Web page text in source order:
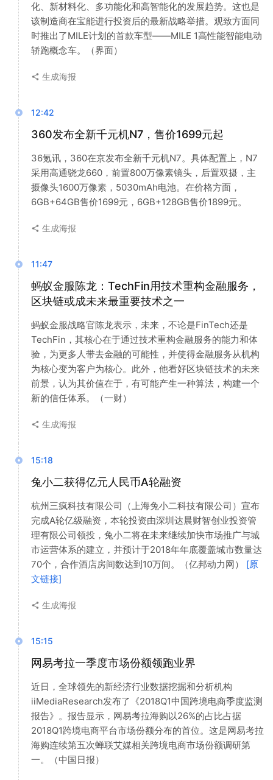
化、新材料化、多功能化和高智能化的发展趋势。这也是
该制造商在宝能进行投资后的最新战略举措。观致方面同
时推出了MILE计划的首款车型——MILE 1高性能智能电动
轿跑概念车。（界面）
生成海报
12:42
360发布全新千元机N7，售价1699元起
36氪讯，360在京发布全新千元机N7。具体配置上，N7
采用高通骁龙660，前置800万像素镜头，后置双摄，主
摄像头1600万像素，5030mAh电池。在价格方面，
6GB+64GB售价1699元，6GB+128GB售价1899元。
生成海报
11:47
蚂蚁金服陈龙：TechFin用技术重构金融服务，
区块链或成未来最重要技术之一
蚂蚁金服战略官陈龙表示，未来，不论是FinTech还是
TechFin，其核心在于通过技术重构金融服务的能力和体
验，为更多人带去金融的可能性，并使得金融服务从机构
为核心变为客户为核心。此外，他看好区块链技术的未来
前景，认为其价值在于，有可能产生一种算法，构建一个
新的信任体系。（一财）
生成海报
15:18
兔小二获得亿元人民币A轮融资
杭州三疯科技有限公司（上海兔小二科技有限公司）宣布
完成A轮亿级融资，本轮投资由深圳达晨财智创业投资管
理有限公司领投，兔小二将在未来继续加快市场推广与城
市运营体系的建立，并预计于2018年年底覆盖城市数量达
70个，合作酒店房间数达到10万间。（亿邦动力网） [原
文链接]
生成海报
15:15
网易考拉一季度市场份额领跑业界
近日，全球领先的新经济行业数据挖掘和分析机构
iiMediaResearch发布了《2018Q1中国跨境电商季度监测
报告》。报告显示，网易考拉海购以26%的占比占据
2018Q1跨境电商平台市场份额分布的首位。这是网易考拉
海购连续第五次蝉联艾媒相关跨境电商市场份额调研第
一。（中国日报）